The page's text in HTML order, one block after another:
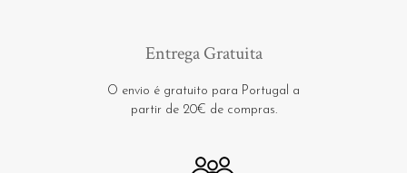
Entrega Gratuita
O envio é gratuito para Portugal a
partir de 20€ de compras.